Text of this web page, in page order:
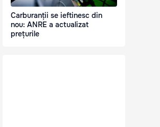
Carburanții se ieftinesc din
nou: ANRE a actualizat
prețurile